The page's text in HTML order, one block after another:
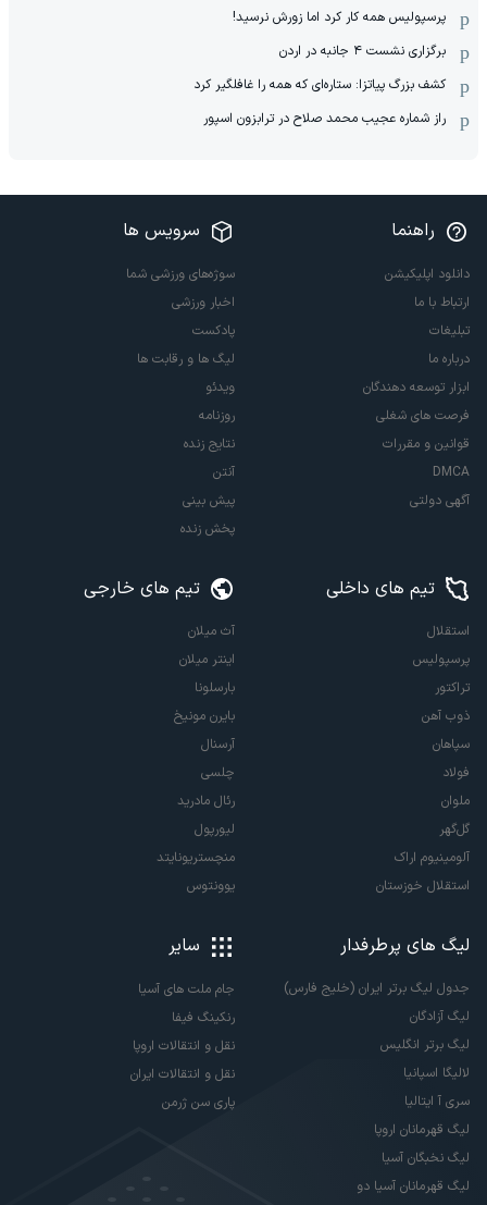
پرسپولیس همه کار کرد اما زورش نرسید!
برگزاری نشست ۴ جانبه در اردن
کشف بزرگ پیاتزا: ستاره‌ای که همه را غافلگیر کرد
راز شماره عجیب محمد صلاح در ترابزون اسپور
راهنما
دانلود اپلیکیشن
ارتباط با ما
تبلیغات
درباره ما
ابزار توسعه دهندگان
فرصت های شغلی
قوانین و مقررات
DMCA
آگهی دولتی
سرویس ها
سوژه‌های ورزشی شما
اخبار ورزشی
پادکست
لیگ ها و رقابت ها
ویدئو
روزنامه
نتایج زنده
آنتن
پیش بینی
پخش زنده
تیم های داخلی
استقلال
پرسپولیس
تراکتور
ذوب آهن
سپاهان
فولاد
ملوان
گل‌گهر
آلومینیوم اراک
استقلال خوزستان
تیم های خارجی
آث میلان
اینتر میلان
بارسلونا
بایرن مونیخ
آرسنال
چلسی
رئال مادرید
لیورپول
منچستریونایتد
یوونتوس
لیگ های پرطرفدار
جدول لیگ برتر ایران (خلیج فارس)
لیگ آزادگان
لیگ برتر انگلیس
لالیگا اسپانیا
سری آ ایتالیا
لیگ قهرمانان اروپا
لیگ نخبگان آسیا
لیگ قهرمانان آسیا دو
سایر
جام ملت های آسیا
رنکینگ فیفا
نقل و انتقالات اروپا
نقل و انتقالات ایران
پاری سن ژرمن